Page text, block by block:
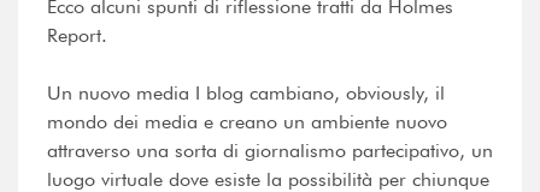
Ecco alcuni spunti di riflessione tratti da Holmes
Report.
Un nuovo media I blog cambiano, obviously, il
mondo dei media e creano un ambiente nuovo
attraverso una sorta di giornalismo partecipativo, un
luogo virtuale dove esiste la possibilità per chiunque